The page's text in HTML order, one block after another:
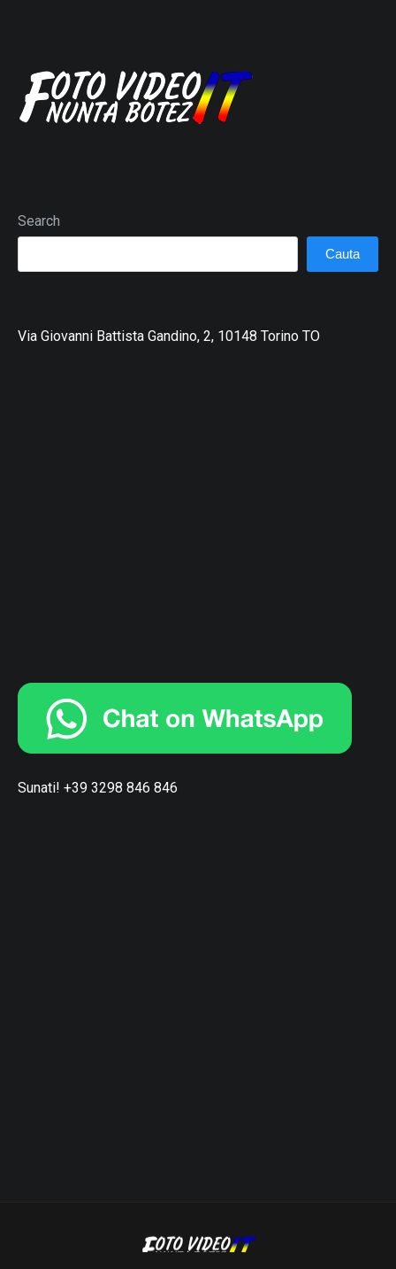
Search
Cauta
Via Giovanni Battista Gandino, 2, 10148 Torino TO
Sunati! +39 3298 846 846